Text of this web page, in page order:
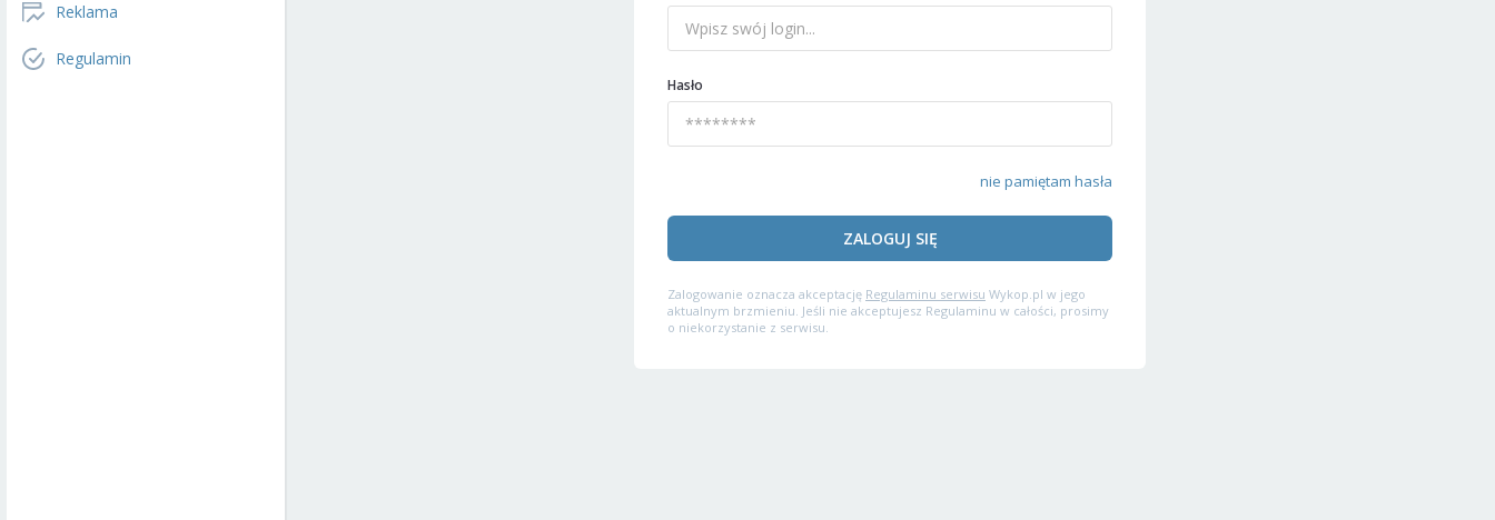
Reklama
Regulamin
Hasło
nie pamiętam hasła
ZALOGUJ SIĘ
Zalogowanie oznacza akceptację Regulaminu serwisu Wykop.pl w jego
aktualnym brzmieniu. Jeśli nie akceptujesz Regulaminu w całości, prosimy
o niekorzystanie z serwisu.